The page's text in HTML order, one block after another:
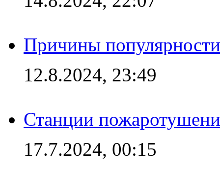
Причины
12.8.2024, 23:49
Станции
17.7.2024, 00:15